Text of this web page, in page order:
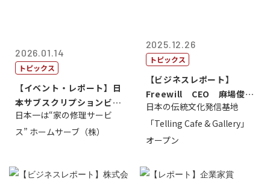
2026.01.14
トピックス
【イベント・レポート】日
本サブスクリプションビジ
ネス大賞20...
日本一は“家の修理サービ
ス” ホームサーブ（株）
2025.12.26
トピックス
【ビジネスレポート】
Freewill CEO 麻場俊行
氏
日本の伝統文化発信基地
「Telling Cafe & Gallery」
オープン